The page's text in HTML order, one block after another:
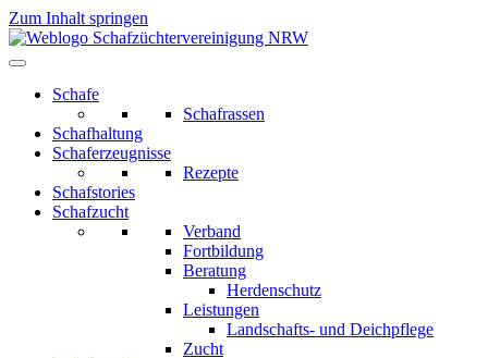
Zum Inhalt springen
Schafe
Schafrassen
Schafhaltung
Schaferzeugnisse
Rezepte
Schafstories
Schafzucht
Verband
Fortbildung
Beratung
Herdenschutz
Leistungen
Landschafts- und Deichpflege
Zucht